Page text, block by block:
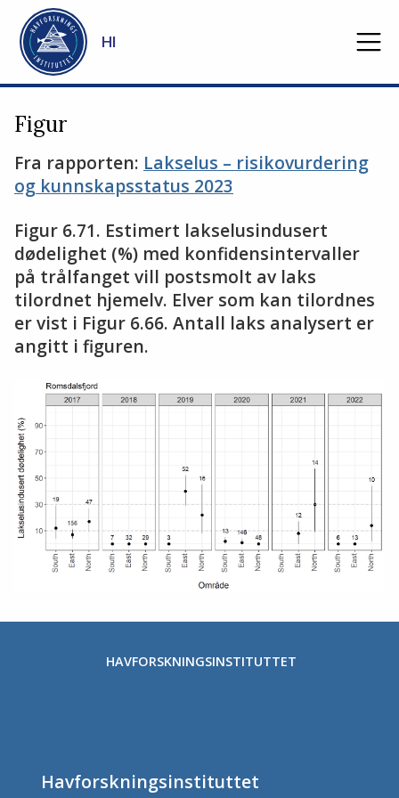
Gå til hovedinnhold
HI
Figur
Fra rapporten: Lakselus – risikovurdering
og kunnskapsstatus 2023
Figur 6.71. Estimert lakselusindusert
dødelighet (%) med konfidensintervaller
på trålfanget vill postsmolt av laks
tilordnet hjemelv. Elver som kan tilordnes
er vist i Figur 6.66. Antall laks analysert er
angitt i figuren.
HAVFORSKNINGSINSTITUTTET
Havforskningsinstituttet